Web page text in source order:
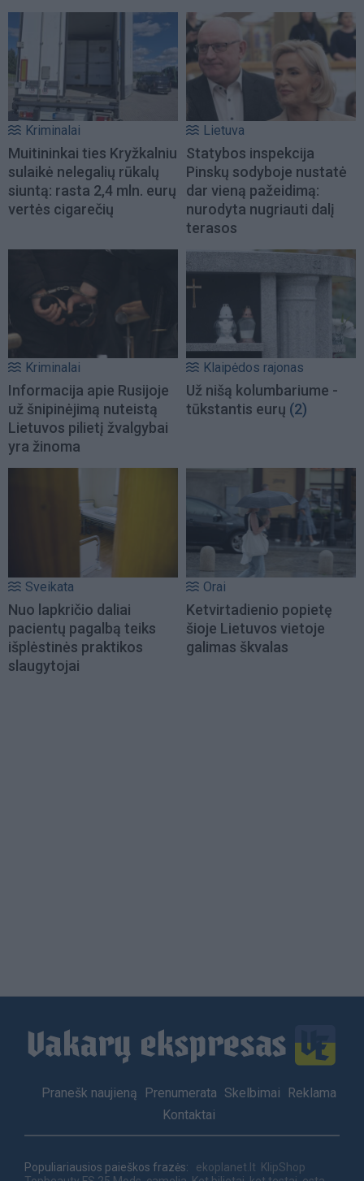
Kriminalai
Muitininkai ties Kryžkalniu
sulaikė nelegalių rūkalų
siuntą: rasta 2,4 mln. eurų
vertės cigarečių
Lietuva
Statybos inspekcija
Pinskų sodyboje nustatė
dar vieną pažeidimą:
nurodyta nugriauti dalį
terasos
Kriminalai
Informacija apie Rusijoje
už šnipinėjimą nuteistą
Lietuvos pilietį žvalgybai
yra žinoma
Klaipėdos rajonas
Už nišą kolumbariume -
tūkstantis eurų (2)
Sveikata
Nuo lapkričio daliai
pacientų pagalbą teiks
išplėstinės praktikos
slaugytojai
Orai
Ketvirtadienio popietę
šioje Lietuvos vietoje
galimas škvalas
Footer
Pranešk naujieną Prenumerata Skelbimai
Reklama
Kontaktai
Populiariausios paieškos frazės: ekoplanet.lt KlipShop